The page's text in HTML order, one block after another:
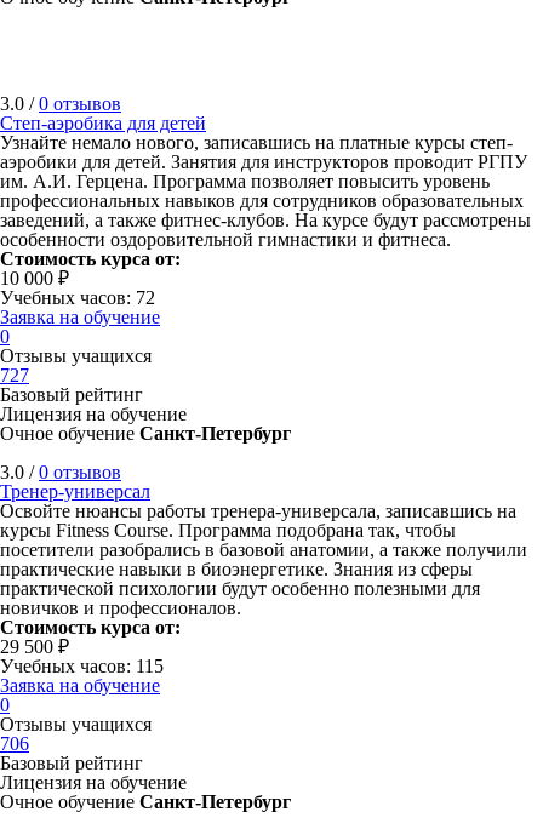
3.0 /0 отзывов
Степ-аэробика для детей
Узнайте немало нового, записавшись на платные курсы степ-
аэробики для детей. Занятия для инструкторов проводит РГПУ
им. А.И. Герцена. Программа позволяет повысить уровень
профессиональных навыков для сотрудников образовательных
заведений, а также фитнес-клубов. На курсе будут рассмотрены
особенности оздоровительной гимнастики и фитнеса.
Стоимость курса от:
10 000 ₽
Учебных часов: 72
Заявка на обучение
0
Отзывы учащихся
727
Базовый рейтинг
Лицензия на обучение
Очное обучение Санкт-Петербург
3.0 /0 отзывов
Тренер-универсал
Освойте нюансы работы тренера-универсала, записавшись на
курсы Fitness Course. Программа подобрана так, чтобы
посетители разобрались в базовой анатомии, а также получили
практические навыки в биоэнергетике. Знания из сферы
практической психологии будут особенно полезными для
новичков и профессионалов.
Стоимость курса от:
29 500 ₽
Учебных часов: 115
Заявка на обучение
0
Отзывы учащихся
706
Базовый рейтинг
Лицензия на обучение
Очное обучение Санкт-Петербург